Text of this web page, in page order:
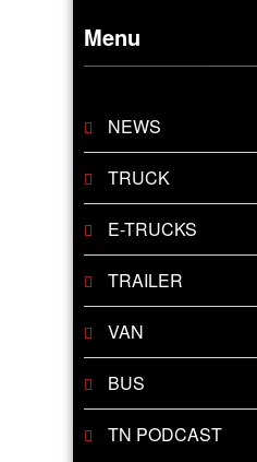
Menu
NEWS
TRUCK
E-TRUCKS
TRAILER
VAN
BUS
TN PODCAST